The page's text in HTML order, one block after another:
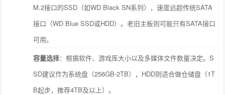
M.2接口的SSD（如WD Black SN系列），速度远超传统SATA
接口（WD Blue SSD或HDD）。老旧主板则可能只有SATA接口
可用。
容量选择：根据软件、游戏库大小以及多媒体文件数量决定。S
SD建议作为系统盘（256GB-2TB），HDD则适合做仓储盘（1T
B起步，推荐4TB及以上）。